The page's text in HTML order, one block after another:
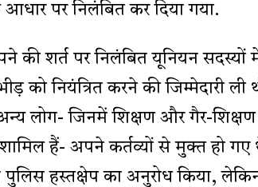
पर निलंबित कर दिया गया.
की शर्त पर निलंबित यूनियन सदस्यों
को नियंत्रित करने की जिम्मेदारी
लोग- जिनमें शिक्षण और गैर-शिक्षण
हैं- अपने कर्तव्यों से मुक्त हो गए
हस्तक्षेप का अनुरोध किया,